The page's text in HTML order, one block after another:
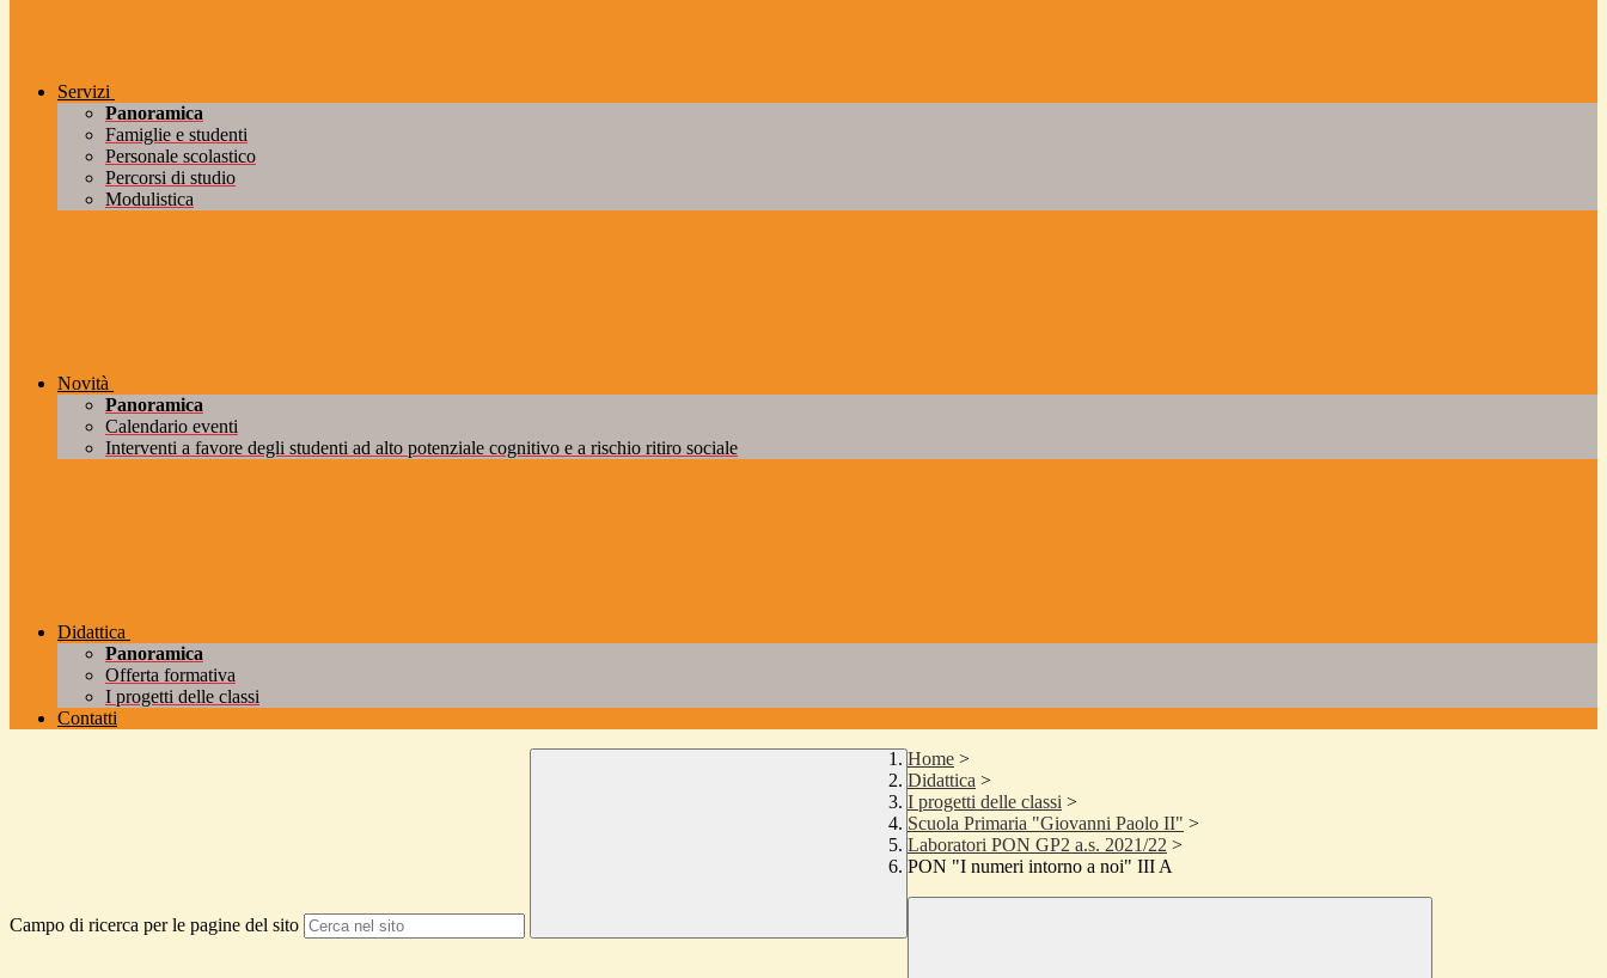
Servizi
Panoramica
Famiglie e studenti
Personale scolastico
Percorsi di studio
Modulistica
Novità
Panoramica
Calendario eventi
Interventi a favore degli studenti ad alto potenziale cognitivo e a rischio ritiro sociale
Didattica
Panoramica
Offerta formativa
I progetti delle classi
Contatti
Campo di ricerca per le pagine del sito
Home >
Didattica >
I progetti delle classi >
Scuola Primaria "Giovanni Paolo II" >
Laboratori PON GP2 a.s. 2021/22 >
PON "I numeri intorno a noi" III A